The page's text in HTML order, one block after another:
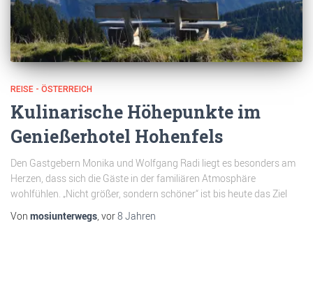
REISE - ÖSTERREICH
Kulinarische Höhepunkte im
Genießerhotel Hohenfels
Den Gastgebern Monika und Wolfgang Radi liegt es besonders am
Herzen, dass sich die Gäste in der familiären Atmosphäre
wohlfühlen. „Nicht größer, sondern schöner“ ist bis heute das Ziel
Von mosiunterwegs, vor8 Jahren